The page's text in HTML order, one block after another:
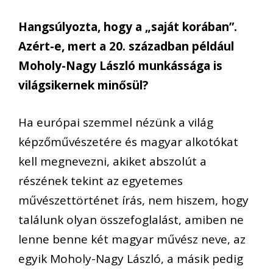
Hangsúlyozta, hogy a „saját korában”.
Azért-e, mert a 20. században például
Moholy-Nagy László munkássága is
világsikernek minősül?
Ha európai szemmel nézünk a világ
képzőművészetére és magyar alkotókat
kell megnevezni, akiket abszolút a
részének tekint az egyetemes
művészettörténet írás, nem hiszem, hogy
találunk olyan összefoglalást, amiben ne
lenne benne két magyar művész neve, az
egyik Moholy-Nagy László, a másik pedig